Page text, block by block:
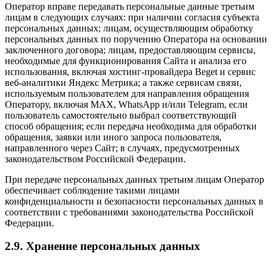
Оператор вправе передавать персональные данные третьим
лицам в следующих случаях: при наличии согласия субъекта
персональных данных; лицам, осуществляющим обработку
персональных данных по поручению Оператора на основании
заключенного договора; лицам, предоставляющим сервисы,
необходимые для функционирования Сайта и анализа его
использования, включая хостинг-провайдера Beget и сервис
веб-аналитики Яндекс Метрика; а также сервисам связи,
используемым пользователем для направления обращения
Оператору, включая MAX, WhatsApp и/или Telegram, если
пользователь самостоятельно выбрал соответствующий
способ обращения; если передача необходима для обработки
обращения, заявки или иного запроса пользователя,
направленного через Сайт; в случаях, предусмотренных
законодательством Российской Федерации.
При передаче персональных данных третьим лицам Оператор
обеспечивает соблюдение такими лицами
конфиденциальности и безопасности персональных данных в
соответствии с требованиями законодательства Российской
Федерации.
2.9. Хранение персональных данных